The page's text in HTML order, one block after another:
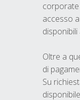
accesso
disponibili
Oltre a
di
Su